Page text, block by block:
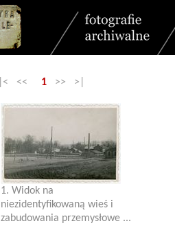
|< << 1 >> >|
1. Widok na
niezidentyfikowaną wieś i
zabudowania przemysłowe ...